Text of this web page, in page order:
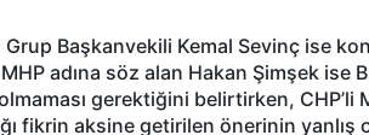
Grup Başkanvekili Kemal Sevinç ise
adına söz alan Hakan Şimşek ise
gerektiğini belirtirken,
fikrin aksine getirilen önerinin